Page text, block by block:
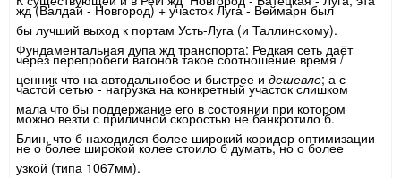
жд (Валдай - Новгород) + участок Луга - Веймарн был
бы лучший выход к портам Усть-Луга (и Таллинскому).
Фундаментальная дупа жд транспорта: Редкая сеть даёт
через перепробеги вагонов такое соотношение время /
ценник что на автодальнобое и быстрее и дешевле; а с
частой сетью - нагрузка на конкретный участок слишком
мала что бы поддержание его в состоянии при котором
можно везти с приличной скоростью не банкротило б.
Блин, что б находился более широкий коридор оптимизации
не о более широкой колее стоило б думать, но о более
узкой (типа 1067мм).